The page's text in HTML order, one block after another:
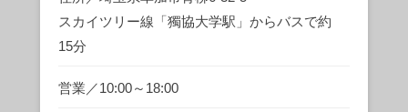
スカイツリー線「獨協大学駅」からバスで約
15分
営業／10:00～18:00